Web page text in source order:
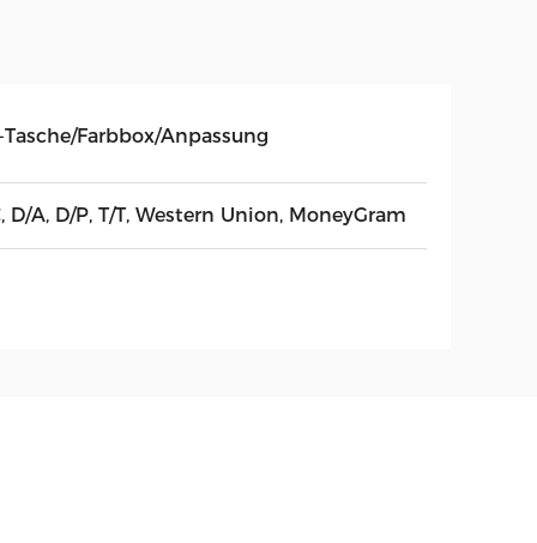
Tasche/Farbbox/Anpassung
D/A, D/P, T/T, Western Union, MoneyGram